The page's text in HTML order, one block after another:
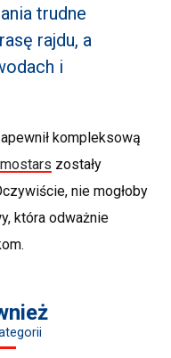
trudne
rajdu, a
i
kompleksową
zostały
nie mogłoby
która odważnie